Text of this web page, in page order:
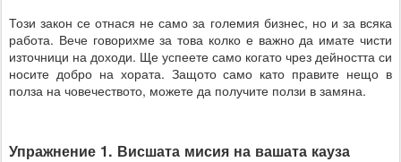
Този закон се отнася не само за големия бизнес, но и за всяка
работа. Вече говорихме за това колко е важно да имате чисти
източници на доходи. Ще успеете само когато чрез дейността си
носите добро на хората. Защото само като правите нещо в
полза на човечеството, можете да получите ползи в замяна.
Упражнение 1. Висшата мисия на вашата кауза